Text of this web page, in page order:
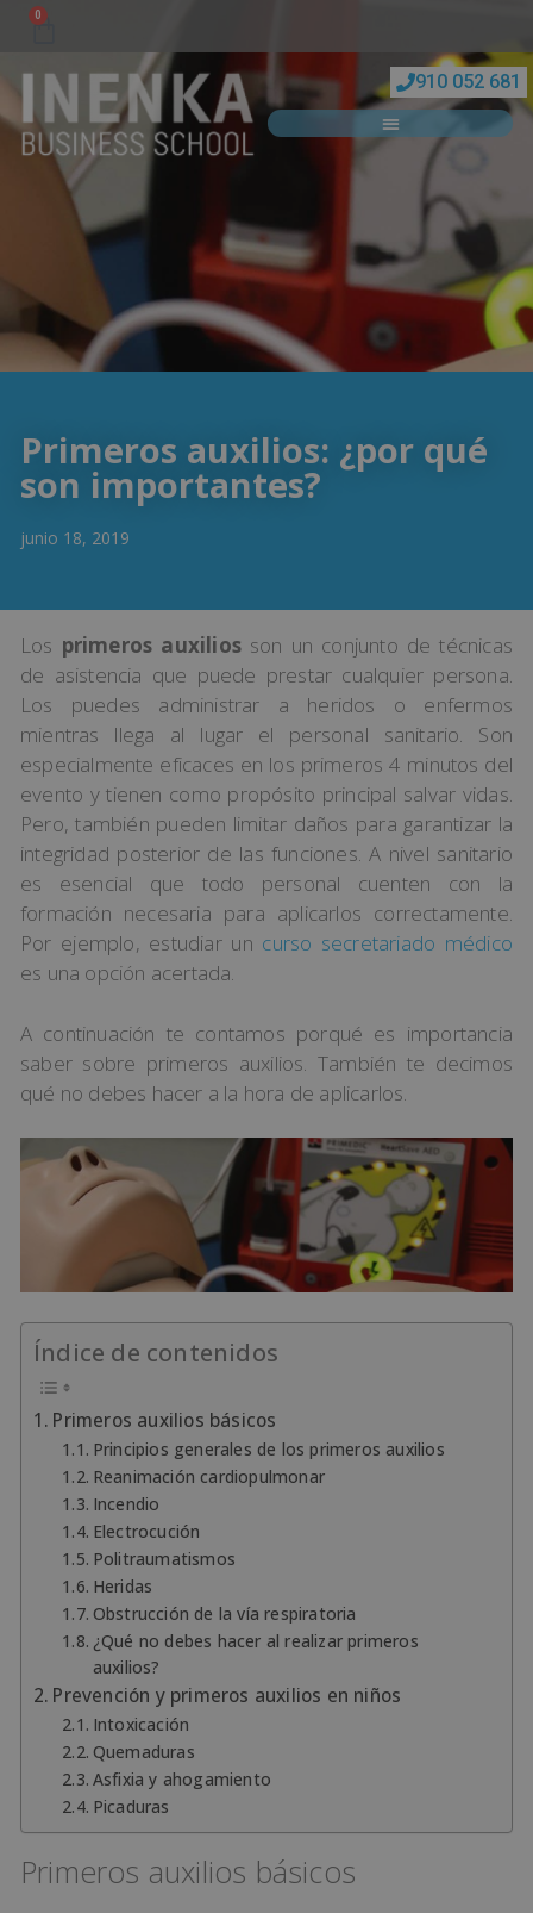
0
910 052 681
Primeros auxilios: ¿por qué
son importantes?
junio 18, 2019
Los primeros auxiliosson un conjunto de técnicas
de asistencia que puede prestar cualquier persona.
Los puedes administrar a heridos o enfermos
mientras llega al lugar el personal sanitario. Son
especialmente eficaces en los primeros 4 minutos del
evento y tienen como propósito principal salvar vidas.
Pero, también pueden limitar daños para garantizar la
integridad posterior de las funciones. A nivel sanitario
es esencial que todo personal cuenten con la
formación necesaria para aplicarlos correctamente.
Por ejemplo, estudiar un curso secretariado médico
es una opción acertada.
A continuación te contamos porqué es importancia
saber sobre primeros auxilios. También te decimos
qué no debes hacer a la hora de aplicarlos.
Índice de contenidos
Primeros auxilios básicos
Principios generales de los primeros auxilios
Reanimación cardiopulmonar
Incendio
Electrocución
Politraumatismos
Heridas
Obstrucción de la vía respiratoria
¿Qué no debes hacer al realizar primeros
auxilios?
Prevención y primeros auxilios en niños
Intoxicación
Quemaduras
Asfixia y ahogamiento
Picaduras
Primeros auxilios básicos